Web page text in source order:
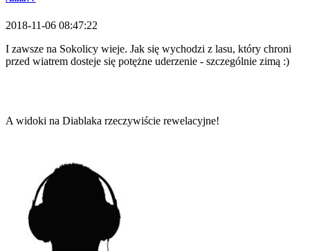
2018-11-06 08:47:22
I zawsze na Sokolicy wieje. Jak się wychodzi z lasu, który chroni
przed wiatrem dosteje się potężne uderzenie - szczególnie zimą :)
A widoki na Diablaka rzeczywiście rewelacyjne!